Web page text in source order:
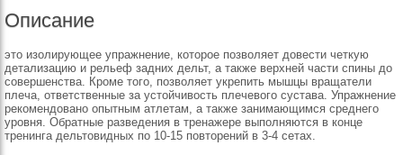
Описание
это изолирующее упражнение, которое позволяет довести четкую
детализацию и рельеф задних дельт, а также верхней части спины до
совершенства. Кроме того, позволяет укрепить мышцы вращатели
плеча, ответственные за устойчивость плечевого сустава. Упражнение
рекомендовано опытным атлетам, а также занимающимся среднего
уровня. Обратные разведения в тренажере выполняются в конце
тренинга дельтовидных по 10-15 повторений в 3-4 сетах.